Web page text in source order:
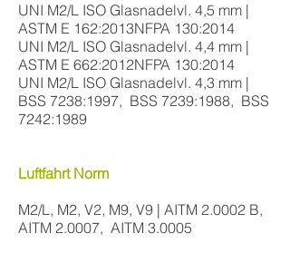
UNI M2/L ISO Glasnadelvl. 4,5 mm |
ASTM E 162:2013NFPA 130:2014
UNI M2/L ISO Glasnadelvl. 4,4 mm |
ASTM E 662:2012NFPA 130:2014
UNI M2/L ISO Glasnadelvl. 4,3 mm |
BSS 7238:1997, BSS 7239:1988, BSS
7242:1989
Luftfahrt Norm
M2/L, M2, V2, M9, V9 | AITM 2.0002 B,
AITM 2.0007, AITM 3.0005